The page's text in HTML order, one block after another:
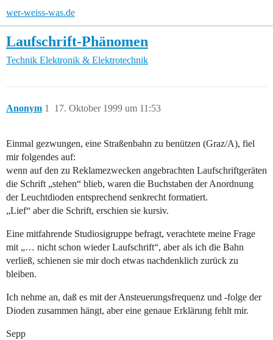
wer-weiss-was.de
Laufschrift-Phänomen
Technik Elektronik & Elektrotechnik
Anonym 17. Oktober 1999 um 11:53
1
Einmal gezwungen, eine Straßenbahn zu benützen (Graz/A), fiel
mir folgendes auf:
wenn auf den zu Reklamezwecken angebrachten Laufschriftgeräten
die Schrift „stehen“ blieb, waren die Buchstaben der Anordnung
der Leuchtdioden entsprechend senkrecht formatiert.
„Lief“ aber die Schrift, erschien sie kursiv.
Eine mitfahrende Studiosigruppe befragt, verachtete meine Frage
mit „… nicht schon wieder Laufschrift“, aber als ich die Bahn
verließ, schienen sie mir doch etwas nachdenklich zurück zu
bleiben.
Ich nehme an, daß es mit der Ansteuerungsfrequenz und -folge der
Dioden zusammen hängt, aber eine genaue Erklärung fehlt mir.
Sepp